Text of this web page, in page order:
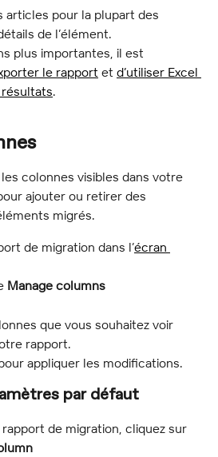
articles pour la plupart des
de l’élément.
plus importantes, il est
le rapport et d’utiliser Excel
.
colonnes visibles dans votre
ajouter ou retirer des
migrés.
de migration dans l’écran
Manage columns
que vous souhaitez voir
rapport.
appliquer les modifications.
par défaut
rapport de migration, cliquez sur